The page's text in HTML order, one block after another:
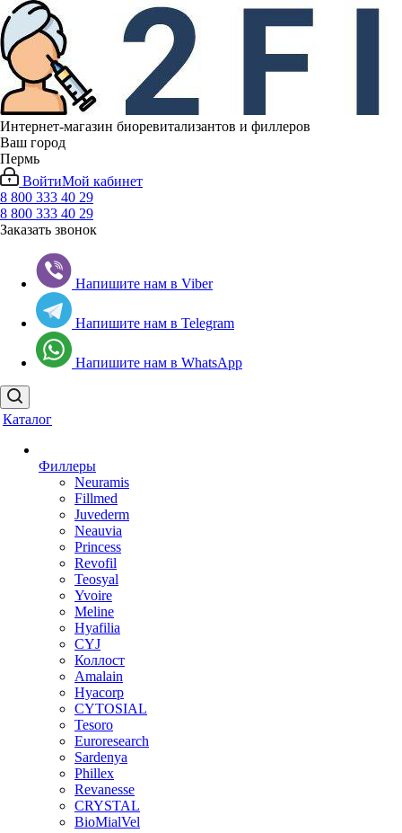
Интернет-магазин биоревитализантов и филлеров
Ваш город
Пермь
ВойтиМой кабинет
8 800 333 40 29
8 800 333 40 29
Заказать звонок
Напишите нам в Viber
Напишите нам в Telegram
Напишите нам в WhatsApp
Каталог
Филлеры
Neuramis
Fillmed
Juvederm
Neauvia
Princess
Revofil
Teosyal
Yvoire
Meline
Hyafilia
CYJ
Коллост
Amalain
Hyacorp
CYTOSIAL
Tesoro
Euroresearch
Sardenya
Phillex
Revanesse
CRYSTAL
BioMialVel